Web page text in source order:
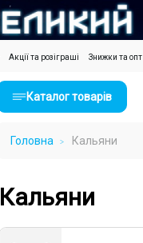
Акції та розіграші Знижки та опт
Каталог товарів
Головна Кальяни
Кальяни